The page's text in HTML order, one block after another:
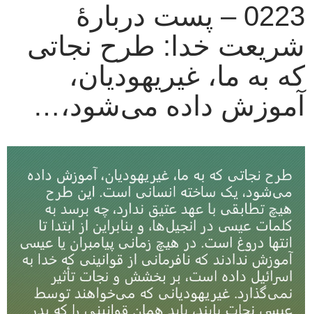
0223 – پست دربارهٔ
شریعت خدا: طرح نجاتی
که به ما، غیریهودیان،
آموزش داده می‌شود،…